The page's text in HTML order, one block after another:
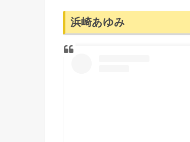
浜崎あゆみ